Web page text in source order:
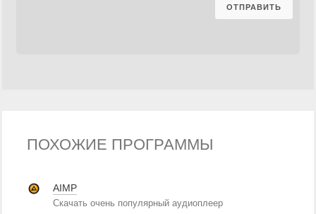
ПОХОЖИЕ ПРОГРАММЫ
AIMP
Скачать очень популярный аудиоплеер